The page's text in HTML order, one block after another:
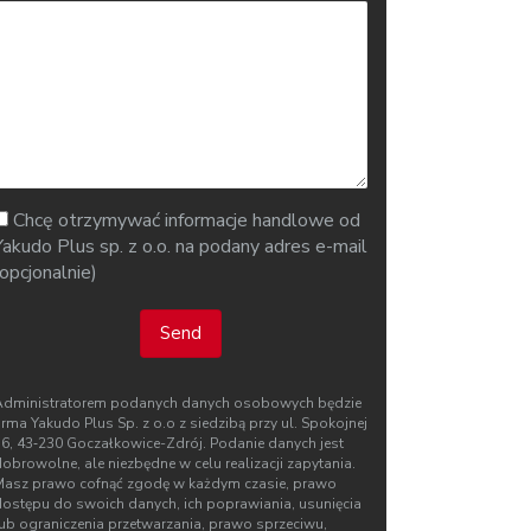
Chcę otrzymywać informacje handlowe od
Plus sp. z o.o. na podany adres e-mail
Send
podanych danych osobowych będzie
Yakudo Plus Sp. z o.o z siedzibą przy ul. Spokojnej
43‑230 Goczałkowice-Zdrój. Podanie danych jest
ale niezbędne w celu realizacji zapytania.
prawo cofnąć zgodę w każdym czasie, prawo
do swoich danych, ich poprawiania, usunięcia
ograniczenia przetwarzania, prawo sprzeciwu,